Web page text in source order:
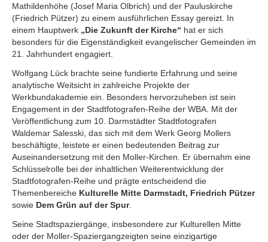
Mathildenhöhe (Josef Maria Olbrich) und der Pauluskirche
(Friedrich Pützer) zu einem ausführlichen Essay gereizt. In
einem Hauptwerk „Die Zukunft der Kirche“ hat er sich
besonders für die Eigenständigkeit evangelischer Gemeinden im
21. Jahrhundert engagiert.
Wolfgang Lück brachte seine fundierte Erfahrung und seine
analytische Weitsicht in zahlreiche Projekte der
Werkbundakademie ein. Besonders hervorzuheben ist sein
Engagement in der Stadtfotografen-Reihe der WBA. Mit der
Veröffentlichung zum 10. Darmstädter Stadtfotografen
Waldemar Salesski, das sich mit dem Werk Georg Mollers
beschäftigte, leistete er einen bedeutenden Beitrag zur
Auseinandersetzung mit den Moller-Kirchen. Er übernahm eine
Schlüsselrolle bei der inhaltlichen Weiterentwicklung der
Stadtfotografen-Reihe und prägte entscheidend die
Themenbereiche Kulturelle Mitte Darmstadt, Friedrich Pützer
sowie Dem Grün auf der Spur.
Seine Stadtspaziergänge, insbesondere zur Kulturellen Mitte
oder der Moller-Spaziergangzeigten seine einzigartige